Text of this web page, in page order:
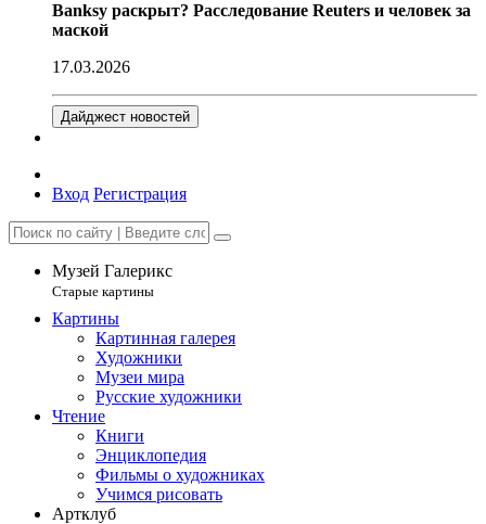
Banksy раскрыт? Расследование Reuters и человек за
маской
17.03.2026
Дайджест новостей
Вход Регистрация
Музей Галерикс
Старые картины
Картины
Картинная галерея
Художники
Музеи мира
Русские художники
Чтение
Книги
Энциклопедия
Фильмы о художниках
Учимся рисовать
Артклуб